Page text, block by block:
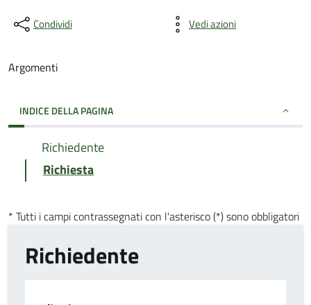
Condividi Vedi azioni
Argomenti
INDICE DELLA PAGINA
Richiedente
Richiesta
* Tutti i campi contrassegnati con l'asterisco (*) sono obbligatori
Richiedente